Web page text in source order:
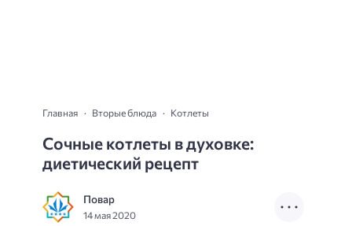
Главная Вторые блюда Котлеты
Сочные котлеты в духовке:
диетический рецепт
Повар
14 мая 2020